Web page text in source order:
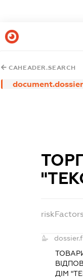
CAHEADER.SEARCH
document.dossier
ДІМ